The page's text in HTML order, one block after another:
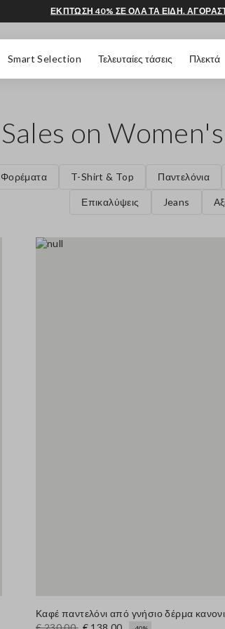
Smart Selection Τελευταίες τάσεις Πλεκτά
ΕΚΠΤΩΣΗ 40% ΣΕ ΟΛΑ ΤΑ ΕΙΔΗ.
Sales on
Φορέματα T-Shirt & Top Παντελόνια
Επικαλύψεις Jeans
Καφέ παντελόνι από γνήσιο δέρμα